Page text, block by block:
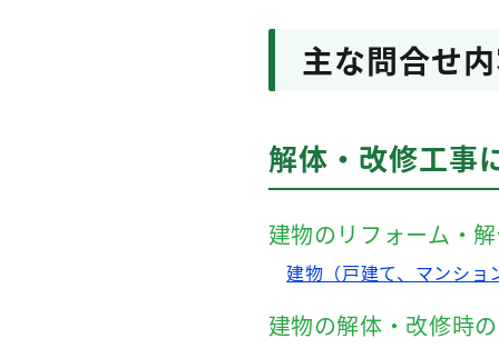
主な問合せ
解体・改修工事
建物のリフォーム・
建物（戸建て、マンショ
建物の解体・改修時